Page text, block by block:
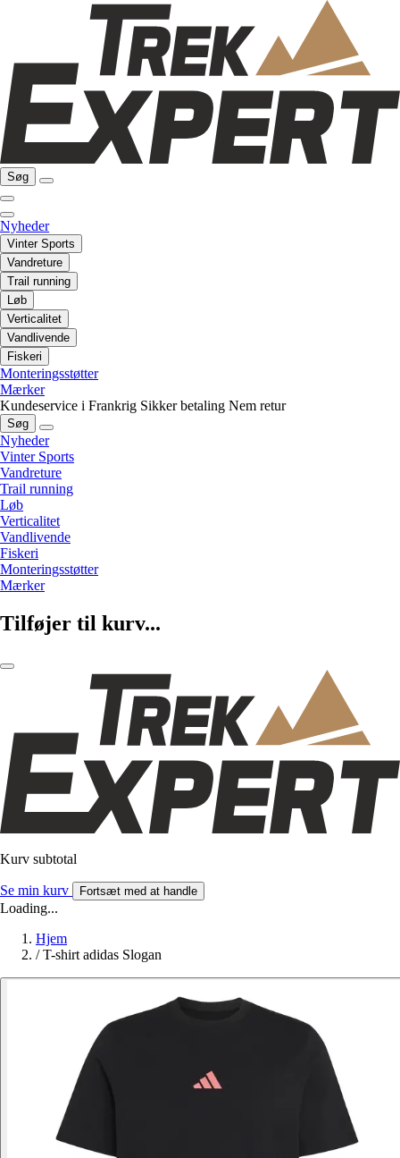
Søg
Nyheder
Vinter Sports
Vandreture
Trail running
Løb
Verticalitet
Vandlivende
Fiskeri
Monteringsstøtter
Mærker
Kundeservice i Frankrig Sikker betaling Nem retur
Søg
Nyheder
Vinter Sports
Vandreture
Trail running
Løb
Verticalitet
Vandlivende
Fiskeri
Monteringsstøtter
Mærker
Tilføjer til kurv...
Kurv subtotal
Se min kurv Fortsæt med at handle
Loading...
Hjem
/ T-shirt adidas Slogan